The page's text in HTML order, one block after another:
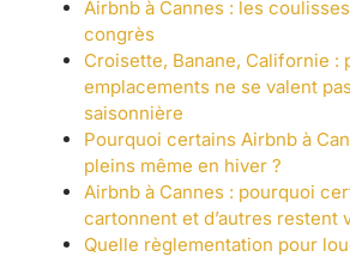
Airbnb à Cannes : les
congrès
Croisette, Banane, Californie :
emplacements ne se valent
saisonnière
Pourquoi certains Airbnb à
pleins même en hiver ?
Airbnb à Cannes : pourquoi
cartonnent et d’autres restent
Quelle règlementation pour